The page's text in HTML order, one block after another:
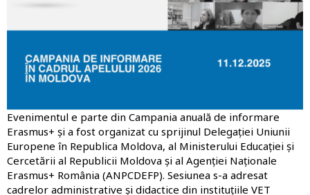
Evenimentul e parte din Campania anuală de informare
Erasmus+ și a fost organizat cu sprijinul Delegației Uniunii
Europene în Republica Moldova, al Ministerului Educației și
Cercetării al Republicii Moldova și al Agenției Naționale
Erasmus+ România (ANPCDEFP). Sesiunea s-a adresat
cadrelor administrative și didactice din instituțiile VET